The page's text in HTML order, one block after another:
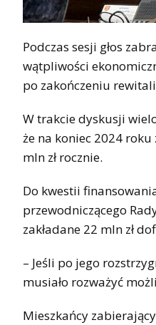
Podczas sesji głos
wątpliwości
po zakończeniu
W trakcie dyskusji
że na koniec 2024 roku
mln zł rocznie.
Do kwestii
przewodniczącego
zakładane 22 mln zł
– Jeśli po jego
musiało rozważyć
Mieszkańcy